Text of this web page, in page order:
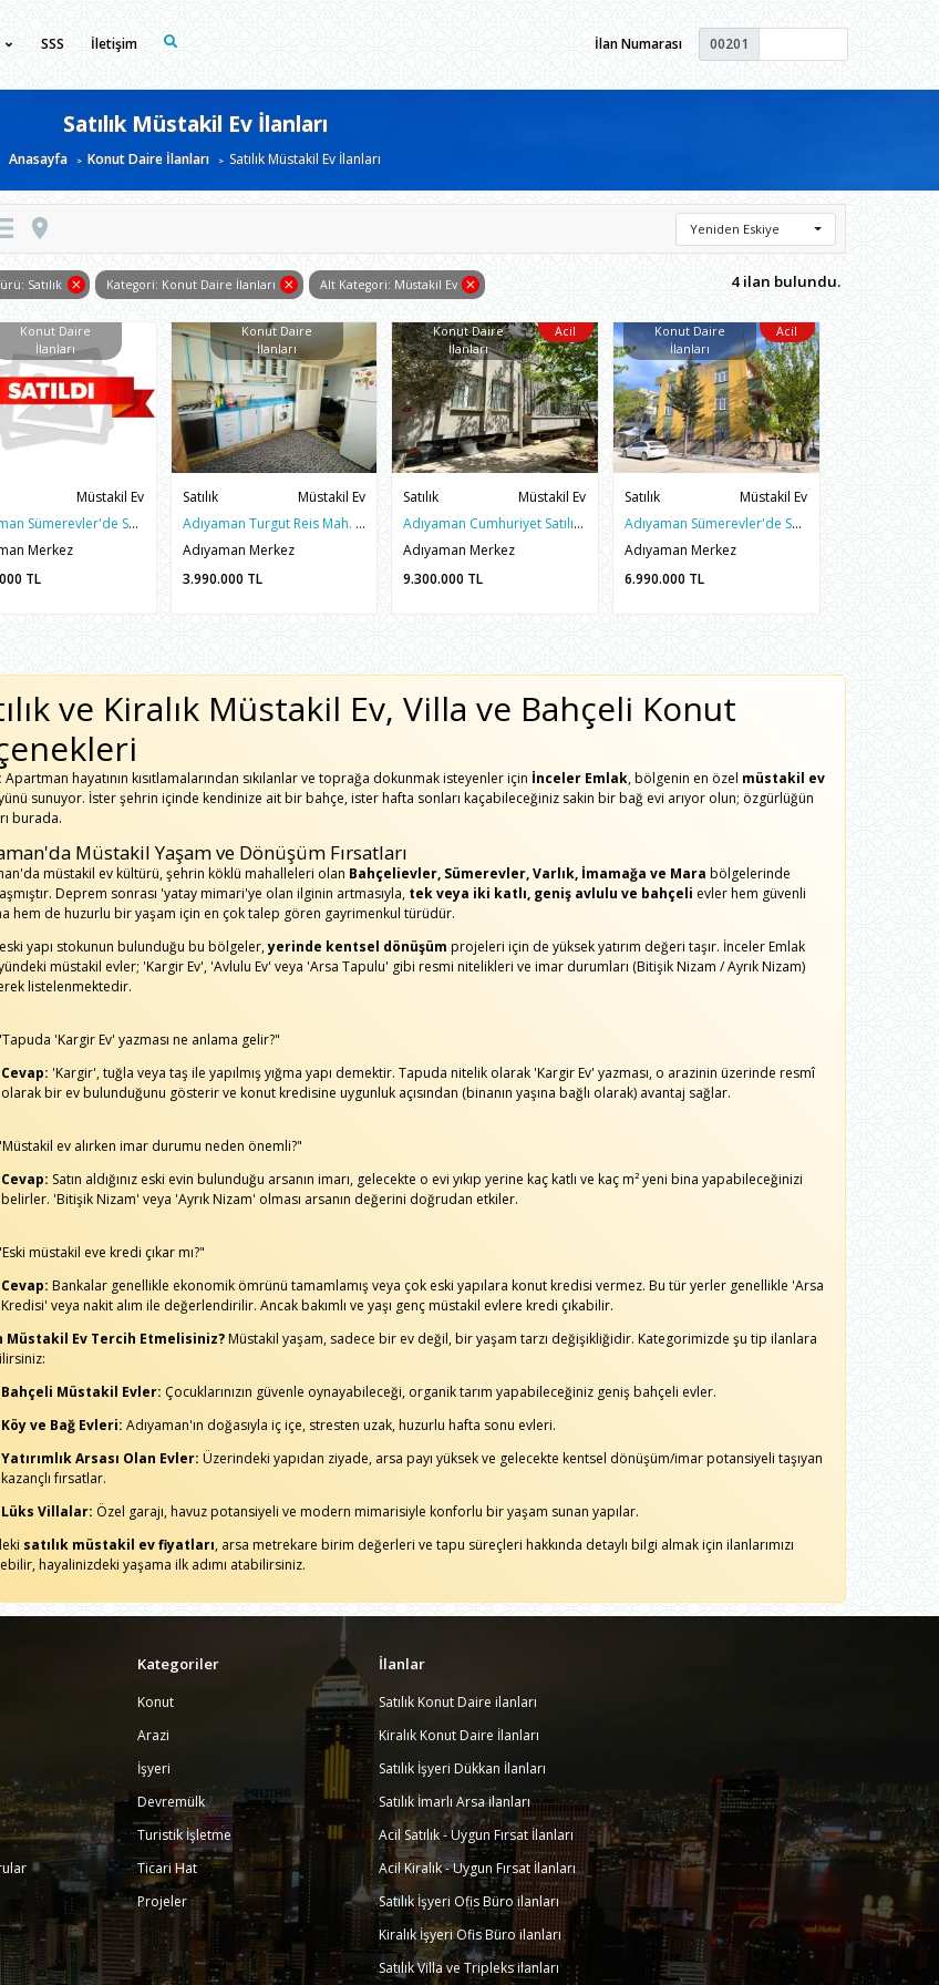
SSS İletişim İlan Numarası 00201
Satılık Müstakil Ev İlanları
Anasayfa Konut Daire İlanları Satılık Müstakil Ev İlanları
Yeniden Eskiye
4 ilan bulundu.
Satılık Kategori: Konut Daire İlanları Alt Kategori: Müstakil Ev
Konut Daire
İlanları
Müstakil Ev
Adıyaman Sümerevler'de Satılık 246m2 Arsa üzeri 2+1 Müstakil Ev
Merkez
TL
Konut Daire
İlanları
Satılık
Müstakil Ev
Adıyaman Turgut Reis Mah. Satılık 150m² Arsa İçinde 4+1 2 Katlı Müstakil Ev
Adıyaman Merkez
3.990.000 TL
Konut Daire
İlanları
Acil
Satılık
Müstakil Ev
Adıyaman Cumhuriyet Satılık Müstakil Ev | 463m2 Arsa Üzeri 3 Kat
Adıyaman Merkez
9.300.000 TL
Konut Daire
İlanları
Acil
Satılık
Müstakil Ev
Adıyaman Sümerevler'de Satılık 389m2 Arsalı 3 Katlı Müstakil Ev
Adıyaman Merkez
6.990.000 TL
ve Kiralık Müstakil Ev, Villa ve Bahçeli Konut
Apartman hayatının kısıtlamalarından sıkılanlar ve toprağa dokunmak isteyenler için İnceler Emlak, bölgenin en özel müstakil ev
sunuyor. İster şehrin içinde kendinize ait bir bahçe, ister hafta sonları kaçabileceğiniz sakin bir bağ evi arıyor olun; özgürlüğün
burada.
Müstakil Yaşam ve Dönüşüm Fırsatları
müstakil ev kültürü, şehrin köklü mahalleleri olan Bahçelievler, Sümerevler, Varlık, İmamağa ve Mara bölgelerinde
Deprem sonrası 'yatay mimari'ye olan ilginin artmasıyla, tek veya iki katlı, geniş avlulu ve bahçeli evler hem güvenli
hem de huzurlu bir yaşam için en çok talep gören gayrimenkul türüdür.
eski yapı stokunun bulunduğu bu bölgeler,yerinde kentsel dönüşüm projeleri için de yüksek yatırım değeri taşır. İnceler Emlak
müstakil evler; 'Kargir Ev', 'Avlulu Ev' veya 'Arsa Tapulu' gibi resmi nitelikleri ve imar durumları (Bitişik Nizam / Ayrık Nizam)
listelenmektedir.
'Kargir Ev' yazması ne anlama gelir?"
Cevap: 'Kargir', tuğla veya taş ile yapılmış yığma yapı demektir. Tapuda nitelik olarak 'Kargir Ev' yazması, o arazinin üzerinde resmî
olarak bir ev bulunduğunu gösterir ve konut kredisine uygunluk açısından (binanın yaşına bağlı olarak) avantaj sağlar.
ev alırken imar durumu neden önemli?"
Cevap: Satın aldığınız eski evin bulunduğu arsanın imarı, gelecekte o evi yıkıp yerine kaç katlı ve kaç m² yeni bina yapabileceğinizi
belirler. 'Bitişik Nizam' veya 'Ayrık Nizam' olması arsanın değerini doğrudan etkiler.
müstakil eve kredi çıkar mı?"
Cevap: Bankalar genellikle ekonomik ömrünü tamamlamış veya çok eski yapılara konut kredisi vermez. Bu tür yerler genellikle 'Arsa
Kredisi' veya nakit alım ile değerlendirilir. Ancak bakımlı ve yaşı genç müstakil evlere kredi çıkabilir.
Müstakil Ev Tercih Etmelisiniz?Müstakil yaşam, sadece bir ev değil, bir yaşam tarzı değişikliğidir. Kategorimizde şu tip ilanlara
Bahçeli Müstakil Evler: Çocuklarınızın güvenle oynayabileceği, organik tarım yapabileceğiniz geniş bahçeli evler.
Köy ve Bağ Evleri: Adıyaman'ın doğasıyla iç içe, stresten uzak, huzurlu hafta sonu evleri.
Yatırımlık Arsası Olan Evler: Üzerindeki yapıdan ziyade, arsa payı yüksek ve gelecekte kentsel dönüşüm/imar potansiyeli taşıyan
kazançlı fırsatlar.
Lüks Villalar: Özel garajı, havuz potansiyeli ve modern mimarisiyle konforlu bir yaşam sunan yapılar.
satılık müstakil ev fiyatları, arsa metrekare birim değerleri ve tapu süreçleri hakkında detaylı bilgi almak için ilanlarımızı
hayalinizdeki yaşama ilk adımı atabilirsiniz.
Kategoriler
Konut
Arazi
İşyeri
Devremülk
Turistik İşletme
Ticari Hat
Projeler
İlanlar
Satılık Konut Daire ilanları
Kiralık Konut Daire İlanları
Satılık İşyeri Dükkan İlanları
Satılık İmarlı Arsa ilanları
Acil Satılık - Uygun Fırsat İlanları
Acil Kiralık - Uygun Fırsat İlanları
Satılık İşyeri Ofis Büro ilanları
Kiralık İşyeri Ofis Büro ilanları
Satılık Villa ve Tripleks ilanları